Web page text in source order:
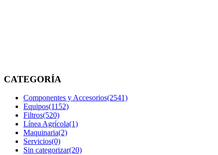
CATEGORÍA
Componentes y Accesorios(2541)
Equipos(1152)
Filtros(520)
Línea Agrícola(1)
Maquinaria(2)
Servicios(0)
Sin categorizar(20)